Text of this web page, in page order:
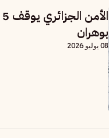
بوهران
08 يوليو 2026